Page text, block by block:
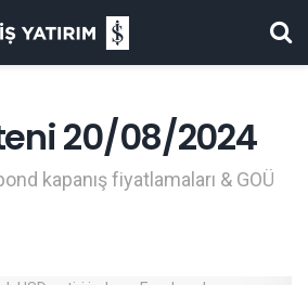
20/08/2024
kapanış fiyatlamaları & GOÜ